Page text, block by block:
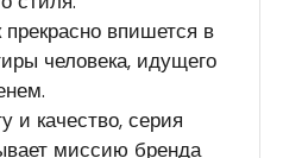
прекрасно впишется в
человека, идущего
и качество, серия
миссию бренда